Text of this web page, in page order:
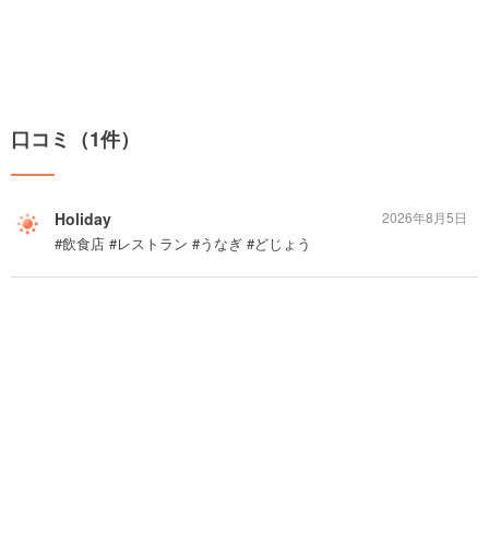
口コミ（1件）
Holiday
#飲食店 #レストラン #うなぎ #どじょう
2026年8月5日